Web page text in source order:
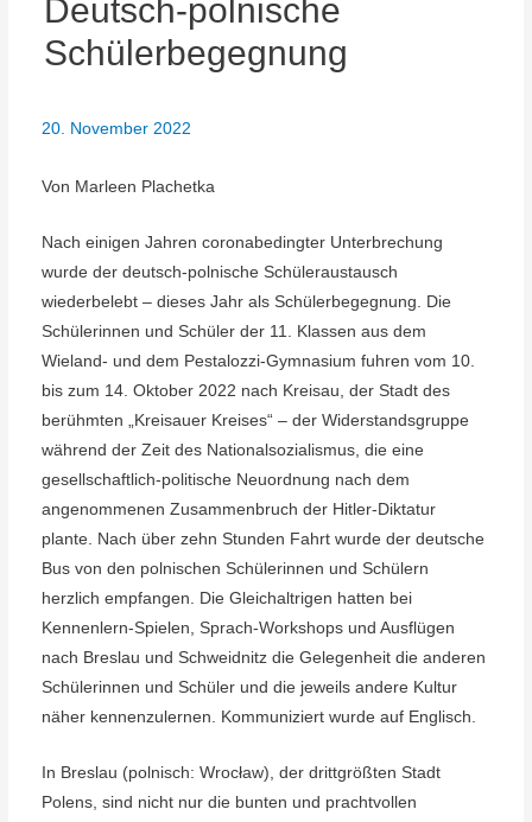
Deutsch-polnische
Schülerbegegnung
20. November 2022
Von Marleen Plachetka
Nach einigen Jahren coronabedingter Unterbrechung
wurde der deutsch-polnische Schüleraustausch
wiederbelebt – dieses Jahr als Schülerbegegnung. Die
Schülerinnen und Schüler der 11. Klassen aus dem
Wieland- und dem Pestalozzi-Gymnasium fuhren vom 10.
bis zum 14. Oktober 2022 nach Kreisau, der Stadt des
berühmten „Kreisauer Kreises“ – der Widerstandsgruppe
während der Zeit des Nationalsozialismus, die eine
gesellschaftlich-politische Neuordnung nach dem
angenommenen Zusammenbruch der Hitler-Diktatur
plante. Nach über zehn Stunden Fahrt wurde der deutsche
Bus von den polnischen Schülerinnen und Schülern
herzlich empfangen. Die Gleichaltrigen hatten bei
Kennenlern-Spielen, Sprach-Workshops und Ausflügen
nach Breslau und Schweidnitz die Gelegenheit die anderen
Schülerinnen und Schüler und die jeweils andere Kultur
näher kennenzulernen. Kommuniziert wurde auf Englisch.
In Breslau (polnisch: Wrocław), der drittgrößten Stadt
Polens, sind nicht nur die bunten und prachtvollen